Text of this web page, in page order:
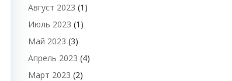
Август 2023 (1)
Июль 2023 (1)
Май 2023 (3)
Апрель 2023 (4)
Март 2023 (2)